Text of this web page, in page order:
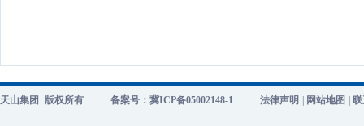
天山集团 版权所有 备案号：冀ICP备05002148-1 法律声明 网站地图